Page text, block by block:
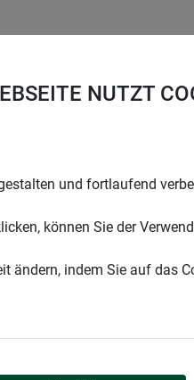
NUTZT
und fortlaufend
können Sie der
ändern, indem Sie auf das